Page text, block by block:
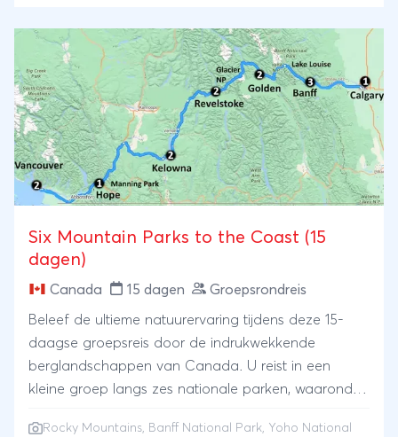
spectaculaire natuur van het land. Vanuit Calgary
reist u door de adembenemende Canadian Rockies,
met hoogtepunten als Banff, Jasper en Whistler.
Vervolgens geniet u van de rust van de Grote
Oceaan, bezoekt u Vancouver Island en de
charmante stad Victoria, om de reis af te sluiten in
Vancouver, één van de mooiste steden ter wereld.
Een veelzijdige groepsreis door Canada vol natuur,
Six Mountain Parks to the Coast (15
dagen)
Canada 15 dagen Groepsrondreis
Beleef de ultieme natuurervaring tijdens deze 15-
daagse groepsreis door de indrukwekkende
berglandschappen van Canada. U reist in een
kleine groep langs zes nationale parken, waaronder
Rocky Mountains, Banff National Park, Yoho National